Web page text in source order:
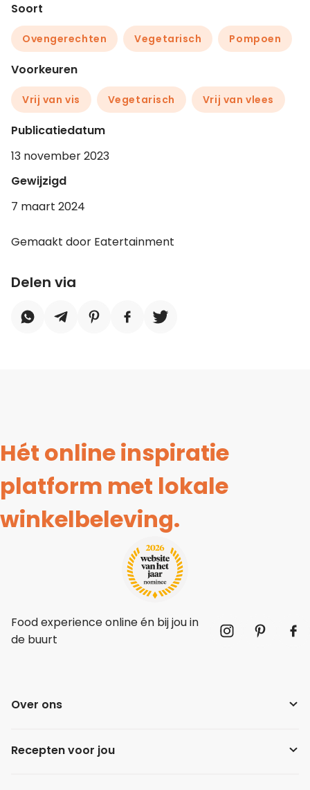
Soort
Ovengerechten Vegetarisch Pompoen
Voorkeuren
Vrij van vis Vegetarisch Vrij van vlees
Publicatiedatum
13 november 2023
Gewijzigd
7 maart 2024
Gemaakt door Eatertainment
Delen via
Hét online inspiratie
platform met lokale
winkelbeleving.
Food experience online én bij jou in
de buurt
Over ons
Recepten voor jou